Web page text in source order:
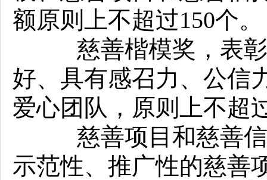
额原则上不超过150个。
慈善楷模奖，表彰
好、具有感召力、公信
爱心团队，原则上不超
慈善项目和慈善信
示范性、推广性的慈善